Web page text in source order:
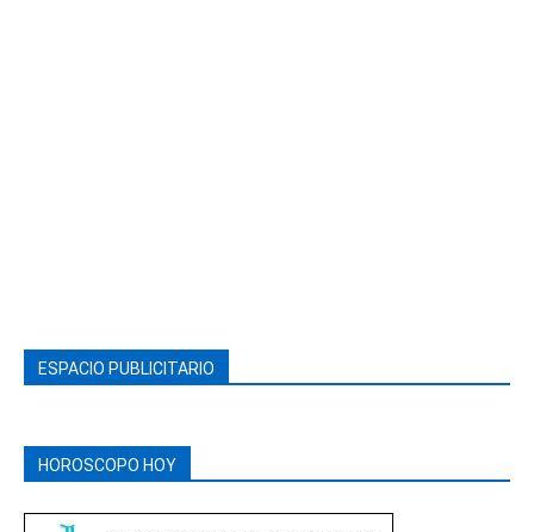
ESPACIO PUBLICITARIO
HOROSCOPO HOY